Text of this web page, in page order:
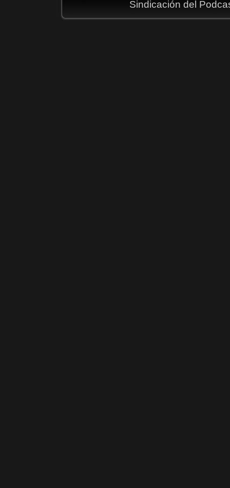
Sindicación del